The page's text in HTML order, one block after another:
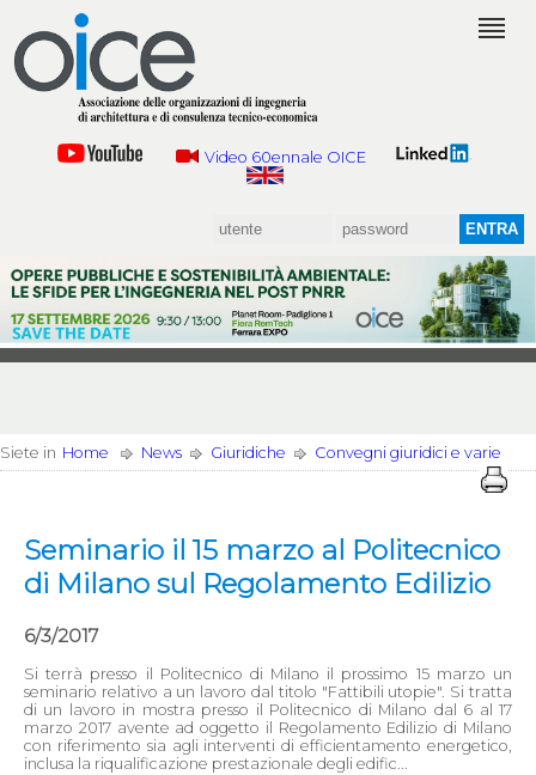
Video 60ennale OICE
Siete in Home News Giuridiche Convegni giuridici e varie
Seminario il 15 marzo al Politecnico
di Milano sul Regolamento Edilizio
6/3/2017
Si terrà presso il Politecnico di Milano il prossimo 15 marzo un
seminario relativo a un lavoro dal titolo "Fattibili utopie". Si tratta
di un lavoro in mostra presso il Politecnico di Milano dal 6 al 17
marzo 2017 avente ad oggetto il Regolamento Edilizio di Milano
con riferimento sia agli interventi di efficientamento energetico,
inclusa la riqualificazione prestazionale degli edific...